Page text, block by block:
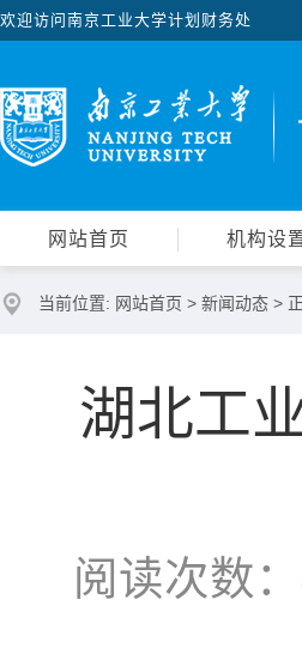
欢迎访问南京工业大学计划财务处
网站首页 机构设
当前位置: 网站首页 > 新闻动态 >
湖北工
阅读次数：